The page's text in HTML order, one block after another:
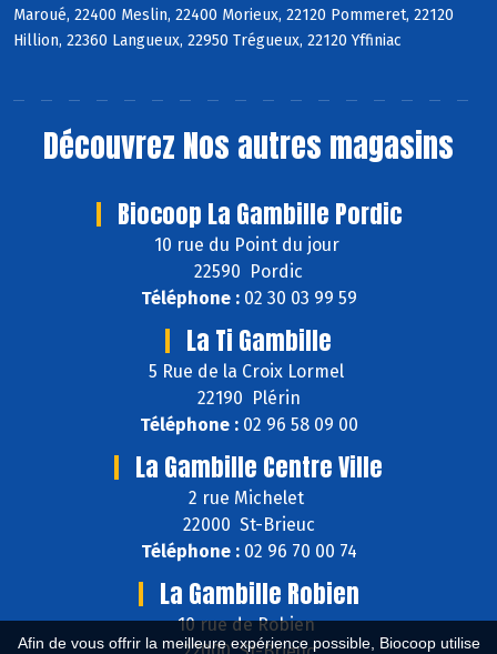
Afin de vous offrir la meilleure expérience possible, Biocoop utilise
Maroué, 22400 Meslin, 22400 Morieux, 22120 Pommeret, 22120
Hillion, 22360 Langueux, 22950 Trégueux, 22120 Yffiniac
Découvrez Nos autres magasins
Biocoop La Gambille Pordic
10 rue du Point du jour
22590 Pordic
Téléphone :02 30 03 99 59
La Ti Gambille
5 Rue de la Croix Lormel
22190 Plérin
Téléphone :02 96 58 09 00
La Gambille Centre Ville
2 rue Michelet
22000 St-Brieuc
Téléphone :02 96 70 00 74
La Gambille Robien
10 rue de Robien